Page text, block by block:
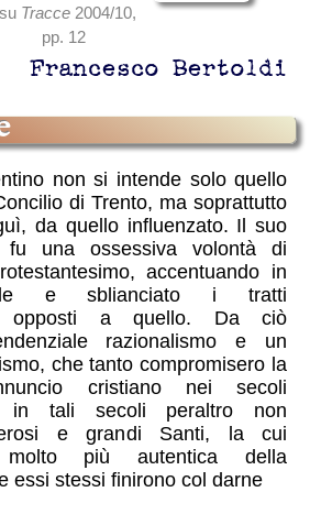
Tracce2004/10,
pp. 12
Francesco Bertoldi
non si intende solo quello
di Trento, ma soprattutto
da quello influenzato. Il suo
fu una ossessiva volontà di
accentuando in
e sblianciato i tratti
opposti a quello. Da ciò
razionalismo e un
che tanto compromisero la
cristiano nei secoli
in tali secoli peraltro non
e grandi Santi, la cui
più autentica della
essi stessi finirono col darne